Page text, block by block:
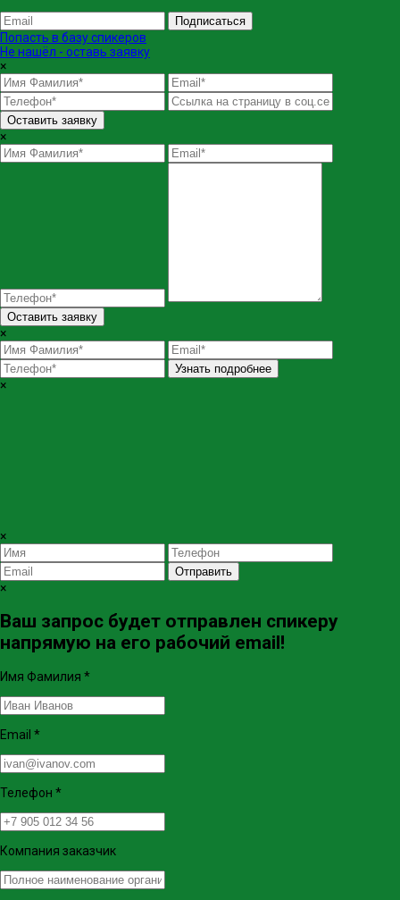
Подписаться
Попасть в базу спикеров
Не нашёл - оставь заявку
×
Оставить заявку
×
Оставить заявку
×
Узнать подробнее
×
×
Отправить
×
Ваш запрос будет отправлен спикеру
напрямую на его рабочий email!
Имя Фамилия *
Email *
Телефон *
Компания заказчик